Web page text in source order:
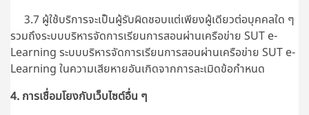
3.7 ผู้ใช้บริการจะเป็นผู้รับผิดชอบแต่เพียงผู้เดียวต่อบุคคลใด ๆ
รวมถึงระบบบริหารจัดการเรียนการสอนผ่านเครือข่าย SUT e-
Learning ระบบบริหารจัดการเรียนการสอนผ่านเครือข่าย SUT e-
Learning ในความเสียหายอันเกิดจากการละเมิดข้อกำหนด
4. การเชื่อมโยงกับเว็บไซต์อื่น ๆ